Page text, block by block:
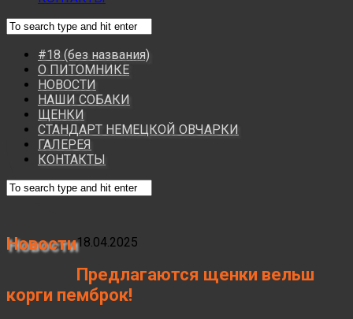
#18 (без названия)
О ПИТОМНИКЕ
НОВОСТИ
НАШИ СОБАКИ
ЩЕНКИ
СТАНДАРТ НЕМЕЦКОЙ ОВЧАРКИ
ГАЛЕРЕЯ
КОНТАКТЫ
Новости18.04.2025
Предлагаются щенки вельш
корги пемброк!